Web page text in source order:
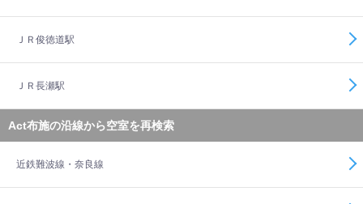
ＪＲ俊徳道駅
ＪＲ長瀬駅
Act布施の沿線から空室を再検索
近鉄難波線・奈良線